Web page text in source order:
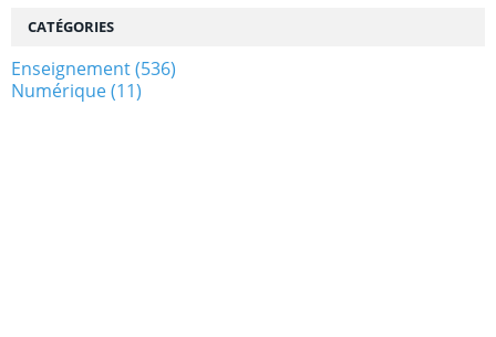
CATÉGORIES
Enseignement(536)
Numérique(11)